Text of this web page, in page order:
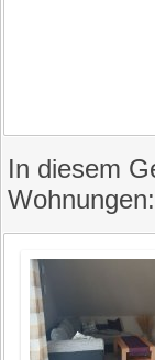
In diesem
Wohnungen: